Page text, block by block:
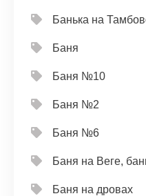
Банька на
Баня
Баня №10
Баня №2
Баня №6
Баня на Веге,
Баня на дровах